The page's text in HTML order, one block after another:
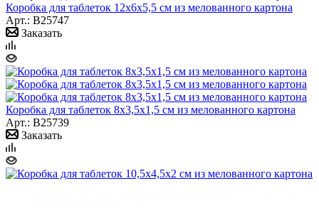
Коробка для таблеток 12х6х5,5 см из мелованного картона
Арт.: B25747
Заказать
Коробка для таблеток 8х3,5х1,5 см из мелованного картона
Арт.: B25739
Заказать